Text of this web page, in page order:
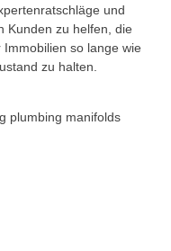
und
Kunden zu helfen, die
so lange wie
zu halten.